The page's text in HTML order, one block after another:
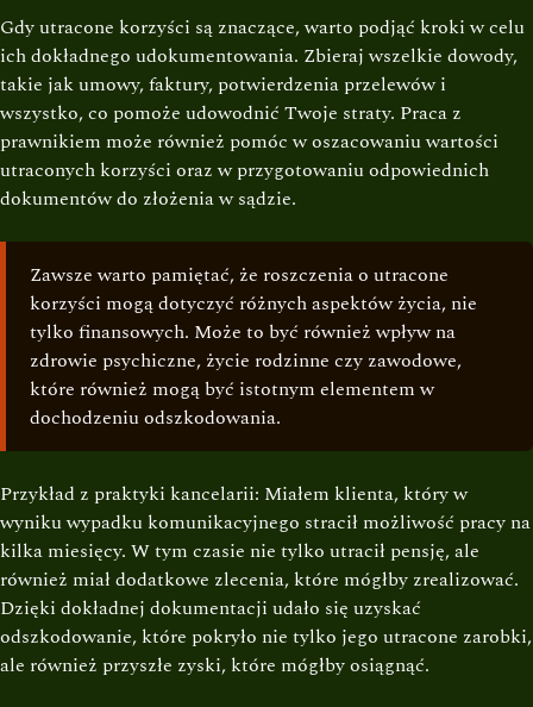
Gdy utracone korzyści są znaczące, warto podjąć kroki w celu
ich dokładnego udokumentowania. Zbieraj wszelkie dowody,
takie jak umowy, faktury, potwierdzenia przelewów i
wszystko, co pomoże udowodnić Twoje straty. Praca z
prawnikiem może również pomóc w oszacowaniu wartości
utraconych korzyści oraz w przygotowaniu odpowiednich
dokumentów do złożenia w sądzie.
Zawsze warto pamiętać, że roszczenia o utracone
korzyści mogą dotyczyć różnych aspektów życia, nie
tylko finansowych. Może to być również wpływ na
zdrowie psychiczne, życie rodzinne czy zawodowe,
które również mogą być istotnym elementem w
dochodzeniu odszkodowania.
Przykład z praktyki kancelarii: Miałem klienta, który w
wyniku wypadku komunikacyjnego stracił możliwość pracy na
kilka miesięcy. W tym czasie nie tylko utracił pensję, ale
również miał dodatkowe zlecenia, które mógłby zrealizować.
Dzięki dokładnej dokumentacji udało się uzyskać
odszkodowanie, które pokryło nie tylko jego utracone zarobki,
ale również przyszłe zyski, które mógłby osiągnąć.